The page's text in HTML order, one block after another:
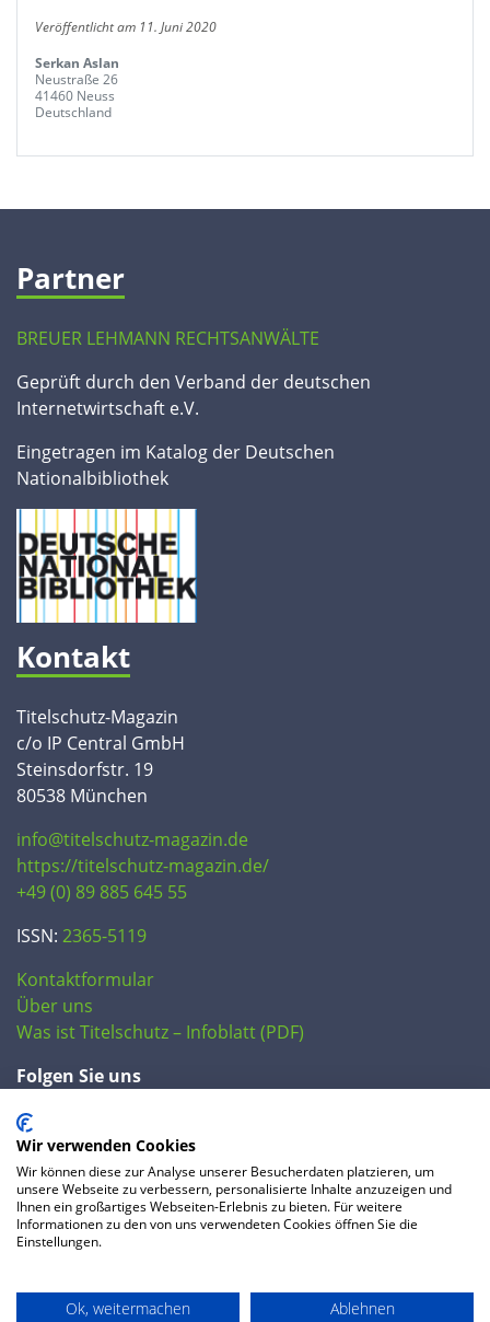
Veröffentlicht am 11. Juni 2020
Serkan Aslan
Neustraße 26
41460 Neuss
Deutschland
Partner
BREUER LEHMANN RECHTSANWÄLTE
Geprüft durch den Verband der deutschen
Internetwirtschaft e.V.
Eingetragen im Katalog der Deutschen
Nationalbibliothek
Kontakt
Titelschutz-Magazin
c/o IP Central GmbH
Steinsdorfstr. 19
80538 München
info@titelschutz-magazin.de
https://titelschutz-magazin.de/
+49 (0) 89 885 645 55
ISSN: 2365-5119
Kontaktformular
Über uns
Was ist Titelschutz – Infoblatt (PDF)
Folgen Sie uns
FAQ
Datenschutzerklärung AGB Preise
Wir verwenden Cookies
Wir können diese zur Analyse unserer Besucherdaten platzieren, um
unsere Webseite zu verbessern, personalisierte Inhalte anzuzeigen und
Ihnen ein großartiges Webseiten-Erlebnis zu bieten. Für weitere
Informationen zu den von uns verwendeten Cookies öffnen Sie die
Einstellungen.
Ok, weitermachen Ablehnen